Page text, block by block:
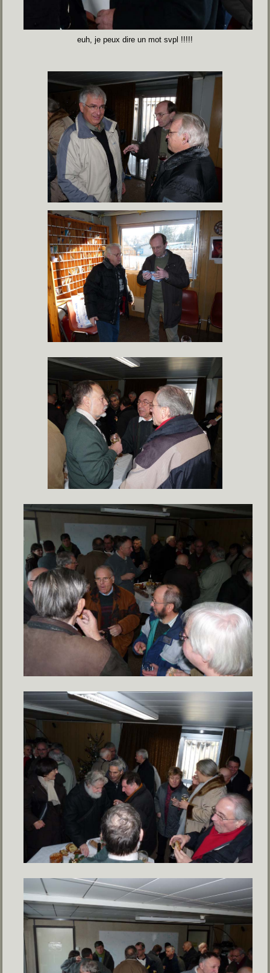
euh, je peux dire un mot svpl !!!!!